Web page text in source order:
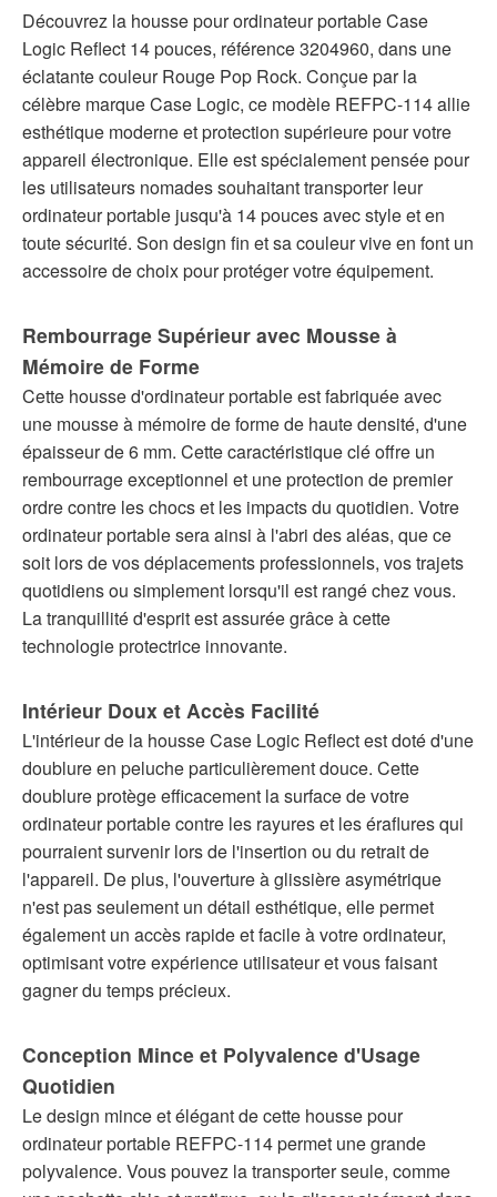
Découvrez la housse pour ordinateur portable Case
Logic Reflect 14 pouces, référence 3204960, dans une
éclatante couleur Rouge Pop Rock. Conçue par la
célèbre marque Case Logic, ce modèle REFPC-114 allie
esthétique moderne et protection supérieure pour votre
appareil électronique. Elle est spécialement pensée pour
les utilisateurs nomades souhaitant transporter leur
ordinateur portable jusqu'à 14 pouces avec style et en
toute sécurité. Son design fin et sa couleur vive en font un
accessoire de choix pour protéger votre équipement.
Rembourrage Supérieur avec Mousse à
Mémoire de Forme
Cette housse d'ordinateur portable est fabriquée avec
une mousse à mémoire de forme de haute densité, d'une
épaisseur de 6 mm. Cette caractéristique clé offre un
rembourrage exceptionnel et une protection de premier
ordre contre les chocs et les impacts du quotidien. Votre
ordinateur portable sera ainsi à l'abri des aléas, que ce
soit lors de vos déplacements professionnels, vos trajets
quotidiens ou simplement lorsqu'il est rangé chez vous.
La tranquillité d'esprit est assurée grâce à cette
technologie protectrice innovante.
Intérieur Doux et Accès Facilité
L'intérieur de la housse Case Logic Reflect est doté d'une
doublure en peluche particulièrement douce. Cette
doublure protège efficacement la surface de votre
ordinateur portable contre les rayures et les éraflures qui
pourraient survenir lors de l'insertion ou du retrait de
l'appareil. De plus, l'ouverture à glissière asymétrique
n'est pas seulement un détail esthétique, elle permet
également un accès rapide et facile à votre ordinateur,
optimisant votre expérience utilisateur et vous faisant
gagner du temps précieux.
Conception Mince et Polyvalence d'Usage
Quotidien
Le design mince et élégant de cette housse pour
ordinateur portable REFPC-114 permet une grande
polyvalence. Vous pouvez la transporter seule, comme